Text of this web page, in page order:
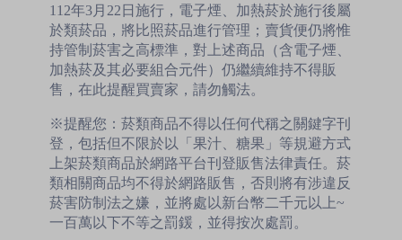
112年3月22日施行，電子煙、加熱菸於施行後屬
於類菸品，將比照菸品進行管理；賣貨便仍將惟
持管制菸害之高標準，對上述商品（含電子煙、
加熱菸及其必要組合元件）仍繼續維持不得販
售，在此提醒買賣家，請勿觸法。
※提醒您：菸類商品不得以任何代稱之關鍵字刊
登，包括但不限於以「果汁、糖果」等規避方式
上架菸類商品於網路平台刊登販售法律責任。菸
類相關商品均不得於網路販售，否則將有涉違反
菸害防制法之嫌，並將處以新台幣二千元以上~
一百萬以下不等之罰鍰，並得按次處罰。